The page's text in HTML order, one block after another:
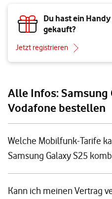
Du hast ein
gekauft?
Jetzt registrieren
Alle Infos: Samsung
Vodafone bestellen
Welche Mobilfunk-Tarife
Samsung Galaxy S25
Kann ich meinen Vertrag